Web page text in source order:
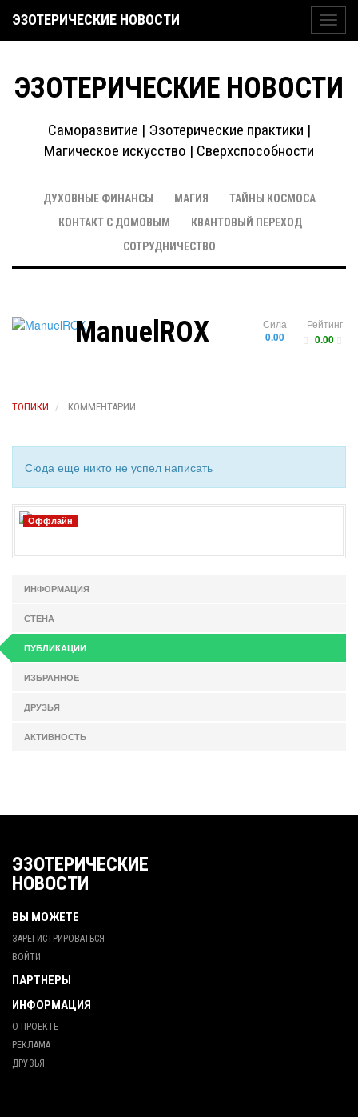
ЭЗОТЕРИЧЕСКИЕ НОВОСТИ
ЭЗОТЕРИЧЕСКИЕ НОВОСТИ
Саморазвитие | Эзотерические практики |
Магическое искусство | Сверхспособности
ДУХОВНЫЕ ФИНАНСЫ МАГИЯ
ТАЙНЫ КОСМОСА
КОНТАКТ С ДОМОВЫМ
КВАНТОВЫЙ ПЕРЕХОД
СОТРУДНИЧЕСТВО
Рейтинг
0.00
Сила
0.00
ManuelROX
ТОПИКИ КОММЕНТАРИИ
Сюда еще никто не успел написать
Оффлайн
ИНФОРМАЦИЯ
СТЕНА
ПУБЛИКАЦИИ
ИЗБРАННОЕ
ДРУЗЬЯ
АКТИВНОСТЬ
ЭЗОТЕРИЧЕСКИЕ
НОВОСТИ
ВЫ МОЖЕТЕ
ЗАРЕГИСТРИРОВАТЬСЯ
ВОЙТИ
ПАРТНЕРЫ
ИНФОРМАЦИЯ
О ПРОЕКТЕ
РЕКЛАМА
ДРУЗЬЯ